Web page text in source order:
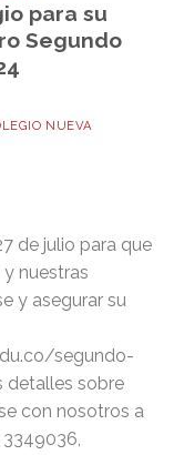
para su
Segundo
NUEVA
de julio para que
nuestras
y asegurar su
segundo-
detalles sobre
con nosotros a